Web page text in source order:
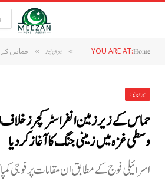
YOU ARE AT:Home
» میزان نیوز » حماس کے زیر زمین
میزان نیوز
حماس کے زیر زمین انفراسٹرکچرز خلاف
وسطی غزہ میں زمینی جنگ کا آغاز کردیا
اسرائیلی فوج کے مطابق ان مقامات پر فوجی